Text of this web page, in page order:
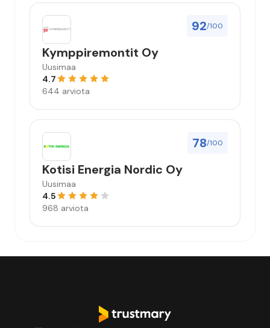
92/100
Kymppiremontit Oy
Uusimaa
4.7
644 arviota
78/100
Kotisi Energia Nordic Oy
Uusimaa
4.5
968 arviota